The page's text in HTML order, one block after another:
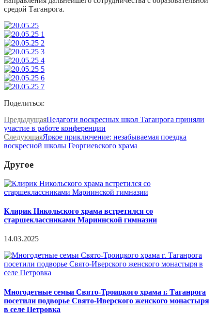
средой Таганрога.
Поделиться:
ПредыдущаяПедагоги воскресных школ Таганрога приняли
участие в работе конференции
СледующаяЯркое приключение: незабываемая поездка
воскресной школы Георгиевского храма
Другое
Клирик Никольского храма встретился со
старшеклассниками Мариинской гимназии
14.03.2025
Многодетные семьи Свято-Троицкого храма г. Таганрога
посетили подворье Свято-Иверского женского монастыря
в селе Петровка